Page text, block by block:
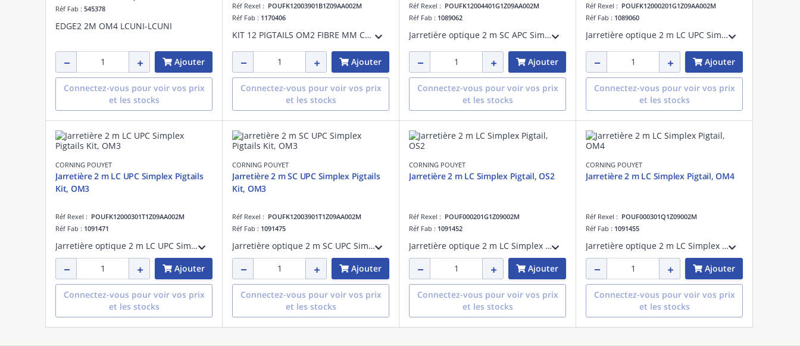
Réf Fab : 545378
EDGE2 2M OM4 LCUNI-LCUNI
Ajouter
Connectez-vous pour voir vos prix
et les stocks
Réf Rexel : POUFK12003901B1Z09AA002M
Réf Fab : 1170406
KIT 12 PIGTAILS OM2 FIBRE MM CLEARCURVE SC/UPC -2M- 12 COULEURS
Ajouter
Connectez-vous pour voir vos prix
et les stocks
Réf Rexel : POUFK12004401G1Z09AA002M
Réf Fab : 1089062
Jarretière optique 2 m SC APC Simplex Pigtails Kit, OS2
Ajouter
Connectez-vous pour voir vos prix
et les stocks
Réf Rexel : POUFK12000201G1Z09AA002M
Réf Fab : 1089060
Jarretière optique 2 m LC UPC Simplex Pigtails Kit, OS2
Ajouter
Connectez-vous pour voir vos prix
et les stocks
CORNING POUYET
Jarretière 2 m LC UPC Simplex Pigtails
Kit, OM3
Réf Rexel : POUFK12000301T1Z09AA002M
Réf Fab : 1091471
Jarretière optique 2 m LC UPC Simplex Pigtails Kit,OM3
Ajouter
Connectez-vous pour voir vos prix
et les stocks
CORNING POUYET
Jarretière 2 m SC UPC Simplex Pigtails
Kit, OM3
Réf Rexel : POUFK12003901T1Z09AA002M
Réf Fab : 1091475
Jarretière optique 2 m SC UPC Simplex Pigtails Kit, OM3
Ajouter
Connectez-vous pour voir vos prix
et les stocks
CORNING POUYET
Jarretière 2 m LC Simplex Pigtail, OS2
Réf Rexel : POUF000201G1Z09002M
Réf Fab : 1091452
Jarretière optique 2 m LC Simplex Pigtail, OS2
Ajouter
Connectez-vous pour voir vos prix
et les stocks
CORNING POUYET
Jarretière 2 m LC Simplex Pigtail, OM4
Réf Rexel : POUF000301Q1Z09002M
Réf Fab : 1091455
Jarretière optique 2 m LC Simplex Pigtail, OM4
Ajouter
Connectez-vous pour voir vos prix
et les stocks